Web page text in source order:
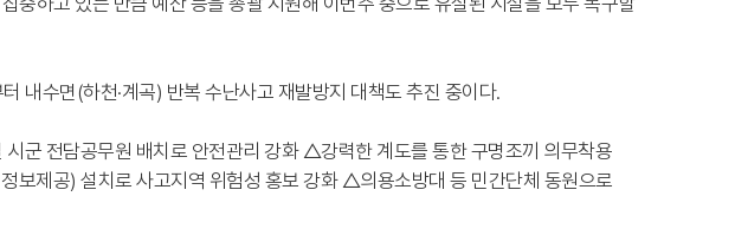
내수면(하천·계곡) 반복 수난사고 재발방지 대책도 추진 중이다.
군 전담공무원 배치로 안전관리 강화 △강력한 계도를 통한 구명조끼 의무착용
보제공) 설치로 사고지역 위험성 홍보 강화 △의용소방대 등 민간단체 동원으로